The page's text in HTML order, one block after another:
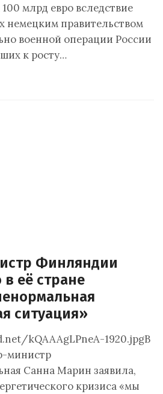
млрд евро вследствие
немецким правительством
военной операции России
к росту…
Финляндии
в её стране
ситуация»
kQAAAgLPneA-1920.jpgВ
министр
Санна Марин заявила,
кризиса «мы